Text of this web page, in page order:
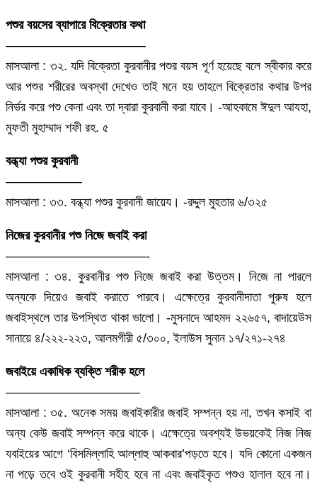
পশুর বয়সের ব্যাপারে বিক্রেতার কথা
———————————
মাসআলা : ৩২. যদি বিক্রেতা কুরবানীর পশুর বয়স পূর্ণ হয়েছে বলে স্বীকার করে
আর পশুর শরীরের অবস্থা দেখেও তাই মনে হয় তাহলে বিক্রেতার কথার উপর
নির্ভর করে পশু কেনা এবং তা দ্বারা কুরবানী করা যাবে। -আহকামে ঈদুল আযহা,
মুফতী মুহাম্মাদ শফী রহ. ৫
বন্ধ্যা পশুর কুরবানী
——————
মাসআলা : ৩৩. বন্ধ্যা পশুর কুরবানী জায়েয। -রদ্দুল মুহতার ৬/৩২৫
নিজের কুরবানীর পশু নিজে জবাই করা
———————————-
মাসআলা : ৩৪. কুরবানীর পশু নিজে জবাই করা উত্তম। নিজে না পারলে
অন্যকে দিয়েও জবাই করাতে পারবে। এক্ষেত্রে কুরবানীদাতা পুরুষ হলে
জবাইস্থলে তার উপস্থিত থাকা ভালো। -মুসনাদে আহমদ ২২৬৫৭, বাদায়েউস
সানায়ে ৪/২২২-২২৩, আলমগীরী ৫/৩০০, ইলাউস সুনান ১৭/২৭১-২৭৪
জবাইয়ে একাধিক ব্যক্তি শরীক হলে
——————————–
মাসআলা : ৩৫. অনেক সময় জবাইকারীর জবাই সম্পন্ন হয় না, তখন কসাই বা
অন্য কেউ জবাই সম্পন্ন করে থাকে। এক্ষেত্রে অবশ্যই উভয়কেই নিজ নিজ
যবাইয়ের আগে ‘বিসমিল্লাহি আল্লাহু আকবার’পড়তে হবে। যদি কোনো একজন
না পড়ে তবে ওই কুরবানী সহীহ হবে না এবং জবাইকৃত পশুও হালাল হবে না।